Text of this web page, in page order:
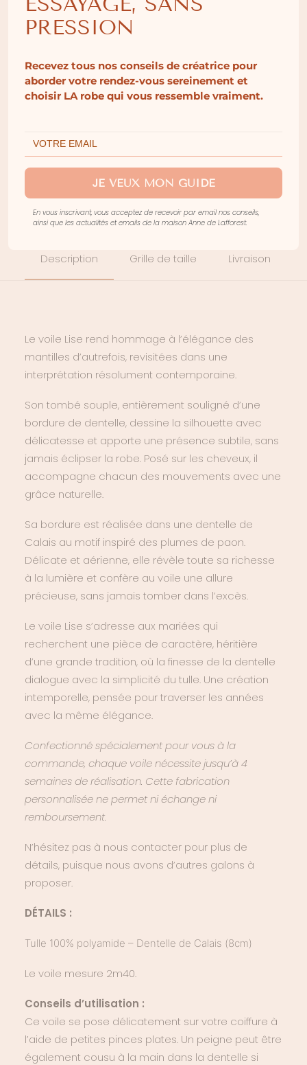
l’année, sur commande, hors mois d’août.
quantité
Description Grille de taille Livraison
Le voile Lise rend hommage à l’élégance des
mantilles d’autrefois, revisitées dans une
interprétation résolument contemporaine.
Son tombé souple, entièrement souligné d’une
bordure de dentelle, dessine la silhouette avec
délicatesse et apporte une présence subtile, sans
jamais éclipser la robe. Posé sur les cheveux, il
accompagne chacun des mouvements avec une
grâce naturelle.
Sa bordure est réalisée dans une dentelle de
Calais au motif inspiré des plumes de paon.
Délicate et aérienne, elle révèle toute sa richesse
à la lumière et confère au voile une allure
précieuse, sans jamais tomber dans l’excès.
Le voile Lise s’adresse aux mariées qui
recherchent une pièce de caractère, héritière
d’une grande tradition, où la finesse de la dentelle
dialogue avec la simplicité du tulle. Une création
intemporelle, pensée pour traverser les années
avec la même élégance.
Confectionné spécialement pour vous à la
commande, chaque voile nécessite jusqu’à 4
semaines de réalisation. Cette fabrication
personnalisée ne permet ni échange ni
remboursement.
N’hésitez pas à nous contacter pour plus de
détails, puisque nous avons d’autres galons à
proposer.
DÉTAILS :
Tulle 100% polyamide – Dentelle de Calais (8cm)
Le voile mesure 2m40.
Conseils d’utilisation :
Ce voile se pose délicatement sur votre coiffure à
l’aide de petites pinces plates. Un peigne peut être
également cousu à la main dans la dentelle si
PRESSION
Recevez tous nos conseils de créatrice pour
aborder votre rendez-vous sereinement et
choisir LA robe qui vous ressemble vraiment.
JE VEUX MON GUIDE
En vous inscrivant, vous acceptez de recevoir par email nos conseils,
ainsi que les actualités et emails de la maison Anne de Lafforest.